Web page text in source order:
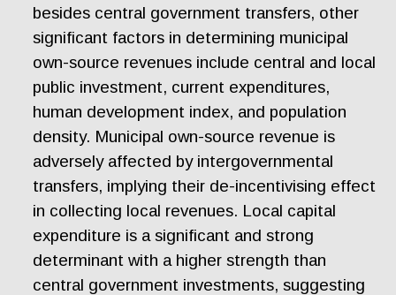
besides central government transfers, other
significant factors in determining municipal
own-source revenues include central and local
public investment, current expenditures,
human development index, and population
density. Municipal own-source revenue is
adversely affected by intergovernmental
transfers, implying their de-incentivising effect
in collecting local revenues. Local capital
expenditure is a significant and strong
determinant with a higher strength than
central government investments, suggesting